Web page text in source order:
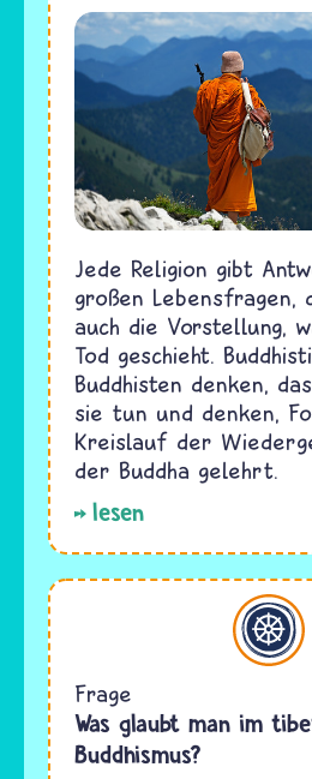
Jede Religion gibt
großen Lebensfragen,
auch die Vorstellung,
Tod geschieht.
Buddhisten denken,
sie tun und denken,
Kreislauf der
der Buddha gelehrt.
lesen
Buddhismus
Frage
Was glaubt man im
Buddhismus?